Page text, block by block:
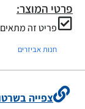
פרטי המוצר:
פריט זה
חנות אביזרים
צפייה